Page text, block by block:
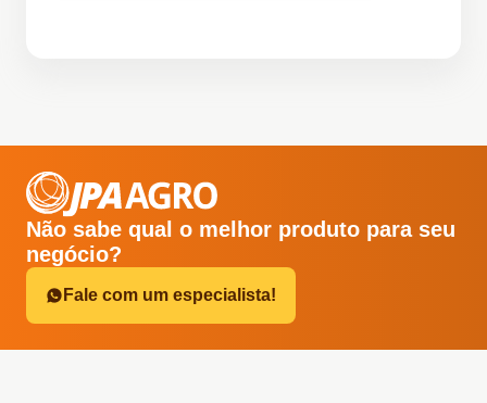
Não sabe qual o melhor produto para seu
negócio?
Fale com um especialista!